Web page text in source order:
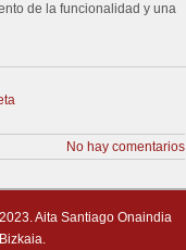
de la funcionalidad y una
No hay comentarios
Aita Santiago Onaindia